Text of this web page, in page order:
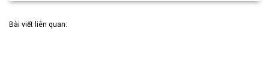
Bài viết liên quan: